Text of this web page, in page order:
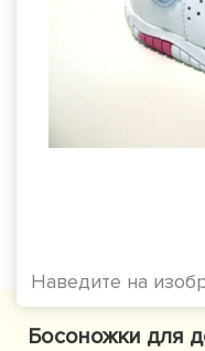
Наведите на
Босоножки для